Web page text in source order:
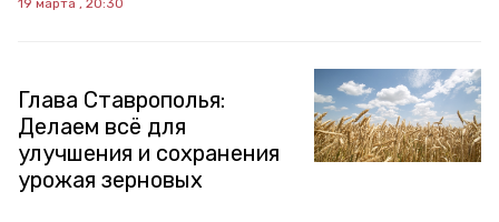
19 марта , 20:30
Глава Ставрополья:
Делаем всё для
улучшения и сохранения
урожая зерновых